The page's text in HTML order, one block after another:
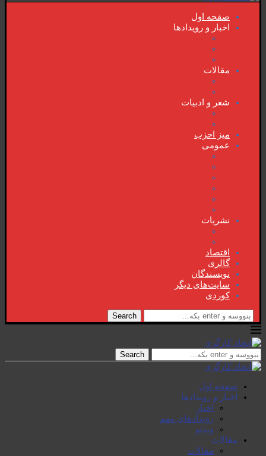
صفحە اول
اخبار و رویدادها
مقالات
شعر و ادبیات
میز احزب
عمومی
نشریات
اقتصاد
گالری
نویسندگان
سایت‌های دیگر
کوردی
Search
Search
صفحە اول
اخبار و رویدادها
اخبار
رویدادهای مهم
ویدئو
مقالات
مقالات